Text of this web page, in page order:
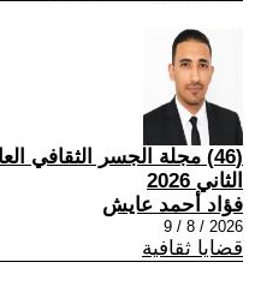
(46) مجلة الجسر الثقافي
الثاني 2026
فؤاد أحمد عايش
2026 / 8 / 9
قضايا ثقافية